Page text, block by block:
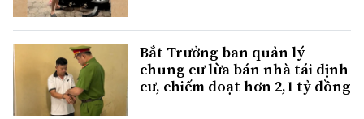
Bắt Trưởng ban quản lý
chung cư lừa bán nhà tái định
cư, chiếm đoạt hơn 2,1 tỷ đồng